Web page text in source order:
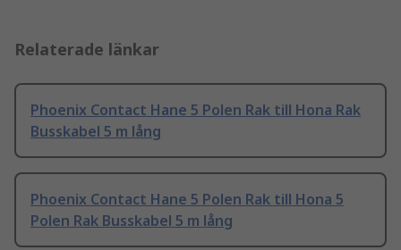
Relaterade länkar
Phoenix Contact Hane 5 Polen Rak till Hona Rak
Busskabel 5 m lång
Phoenix Contact Hane 5 Polen Rak till Hona 5
Polen Rak Busskabel 5 m lång